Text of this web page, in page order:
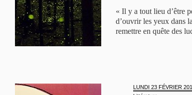
« Il y a tout lieu d’être
d’ouvrir les yeux dans
remettre en quête des
LUNDI 23 FÉVRIER